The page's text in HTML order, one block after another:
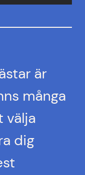
är
många
välja
dig